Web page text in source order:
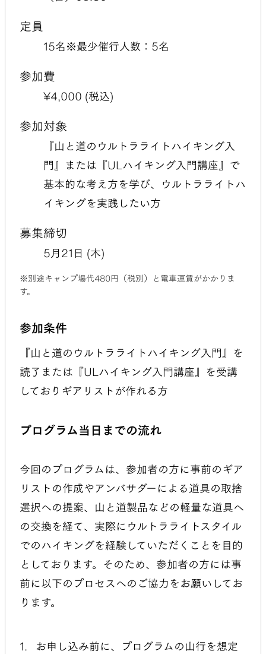
定員
15名 ※最少催行人数：5名
参加費
¥4,000 (税込)
参加対象
『山と道のウルトラライトハイキング入
門』または『ULハイキング入門講座』で
基本的な考え方を学び、ウルトラライトハ
イキングを実践したい方
募集締切
5月21日 (木)
※別途キャンプ場代480円（税別）と電車運賃がかかりま
す。
参加条件
『山と道のウルトラライトハイキング入門』を
読了または『ULハイキング入門講座』を受講
しておりギアリストが作れる方
プログラム当日までの流れ
今回のプログラムは、参加者の方に事前のギア
リストの作成やアンバサダーによる道具の取捨
選択への提案、山と道製品などの軽量な道具へ
の交換を経て、実際にウルトラライトスタイル
でのハイキングを経験していただくことを目的
としております。そのため、参加者の方には事
前に以下のプロセスへのご協力をお願いしてお
ります。
お申し込み前に、プログラムの山行を想定